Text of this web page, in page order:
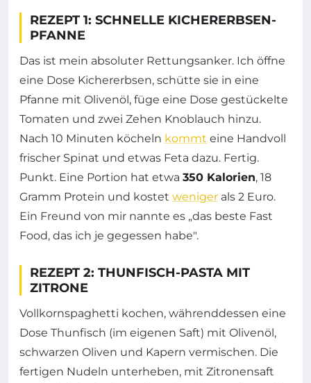
REZEPT 1: SCHNELLE KICHERERBSEN-
PFANNE
Das ist mein absoluter Rettungsanker. Ich öffne
eine Dose Kichererbsen, schütte sie in eine
Pfanne mit Olivenöl, füge eine Dose gestückelte
Tomaten und zwei Zehen Knoblauch hinzu.
Nach 10 Minuten köcheln kommt eine Handvoll
frischer Spinat und etwas Feta dazu. Fertig.
Punkt. Eine Portion hat etwa 350 Kalorien, 18
Gramm Protein und kostet weniger als 2 Euro.
Ein Freund von mir nannte es „das beste Fast
Food, das ich je gegessen habe".
REZEPT 2: THUNFISCH-PASTA MIT
ZITRONE
Vollkornspaghetti kochen, währenddessen eine
Dose Thunfisch (im eigenen Saft) mit Olivenöl,
schwarzen Oliven und Kapern vermischen. Die
fertigen Nudeln unterheben, mit Zitronensaft